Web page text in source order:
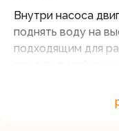
Внутри насоса
поднять воду на
подходящим для
эффективно